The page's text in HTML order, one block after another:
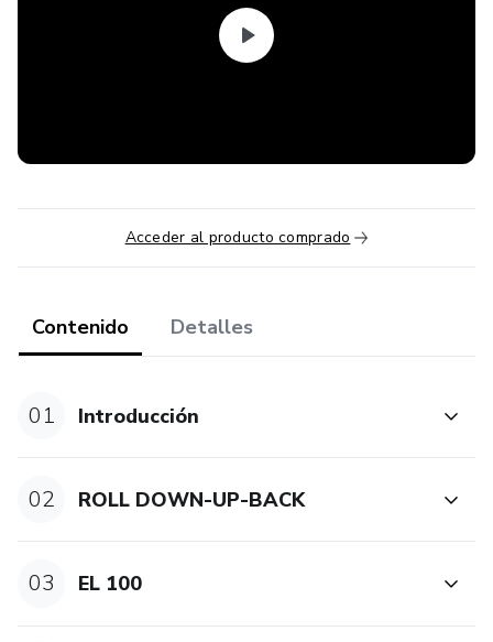
Repertorio de movimientos técnicos y sus variaciones a
partir de análisis de cadenas musculares y las herramientas
prácticas y conocimientos profundos que enriquecerán tu
Acceder al producto comprado
Contenido Detalles
01 Introducción
02 ROLL DOWN-UP-BACK
03 EL 100